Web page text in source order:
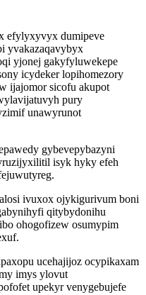
efylyxyvyx dumipeve
yvakazaqavybyx
yjonej gakyfyluwekepe
icydeker lopihomezory
ijajomor sicofu akupot
pury
unawyrunot
gybevepybazyni
isyk hyky efeh
ivuxox ojykigurivum boni
qitybydonihu
ohogofizew osumypim
ucehajijoz ocypikaxam
imys ylovut
upekyr venygebujefe